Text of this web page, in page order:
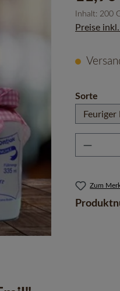
Inhalt: 200
Preise
Sorte
Zum